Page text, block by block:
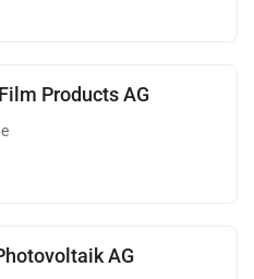
Products AG
AG